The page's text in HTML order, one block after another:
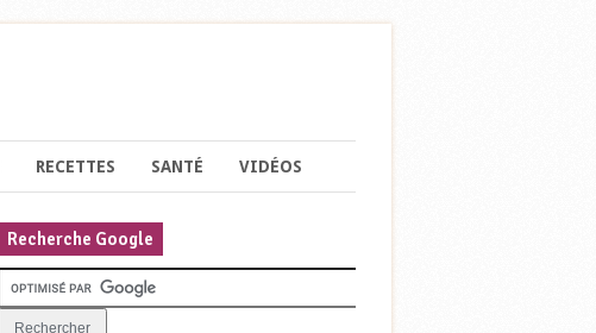
RECETTES SANTÉ VIDÉOS
Recherche Google